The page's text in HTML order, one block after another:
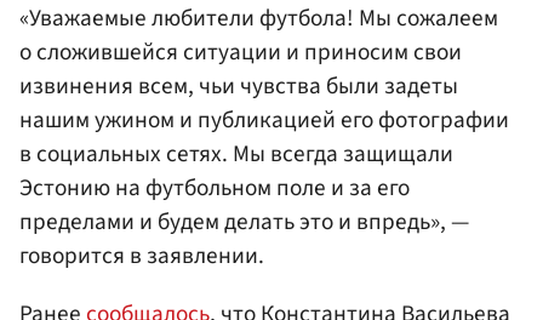
«Уважаемые любители футбола! Мы сожалеем
о сложившейся ситуации и приносим свои
извинения всем, чьи чувства были задеты
нашим ужином и публикацией его фотографии
в социальных сетях. Мы всегда защищали
Эстонию на футбольном поле и за его
пределами и будем делать это и впредь», —
говорится в заявлении.